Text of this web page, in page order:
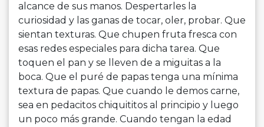
alcance de sus manos. Despertarles la
curiosidad y las ganas de tocar, oler, probar. Que
sientan texturas. Que chupen fruta fresca con
esas redes especiales para dicha tarea. Que
toquen el pan y se lleven de a miguitas a la
boca. Que el puré de papas tenga una mínima
textura de papas. Que cuando le demos carne,
sea en pedacitos chiquititos al principio y luego
un poco más grande. Cuando tengan la edad